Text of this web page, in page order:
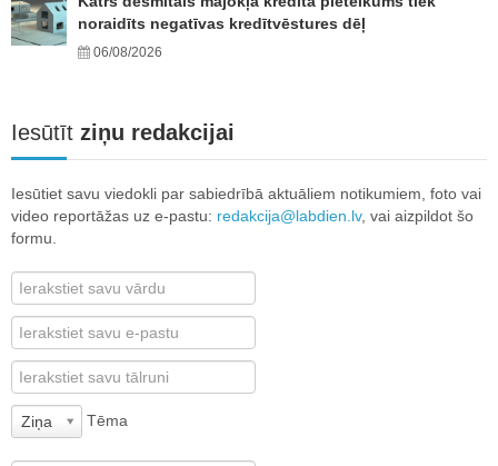
noraidīts negatīvas kredītvēstures dēļ
06/08/2026
Iesūtīt ziņu redakcijai
Iesūtiet savu viedokli par sabiedrībā aktuāliem notikumiem, foto vai
video reportāžas uz e-pastu: redakcija@labdien.lv, vai aizpildot šo
formu.
Ziņa Tēma